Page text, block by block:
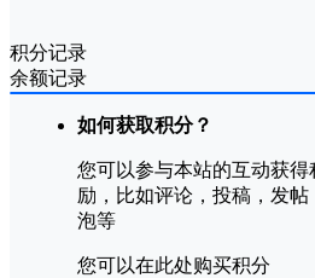
积分记录
余额记录
如何获取积分？
您可以参与本站的互动获得
励，比如评论，投稿，发帖
泡等
您可以在此处购买积分